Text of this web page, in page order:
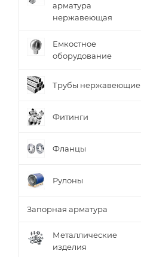
арматура
нержавеющая
Емкостное
оборудование
Трубы нержавеющие
Фитинги
Фланцы
Рулоны
Запорная арматура
Металлические
изделия